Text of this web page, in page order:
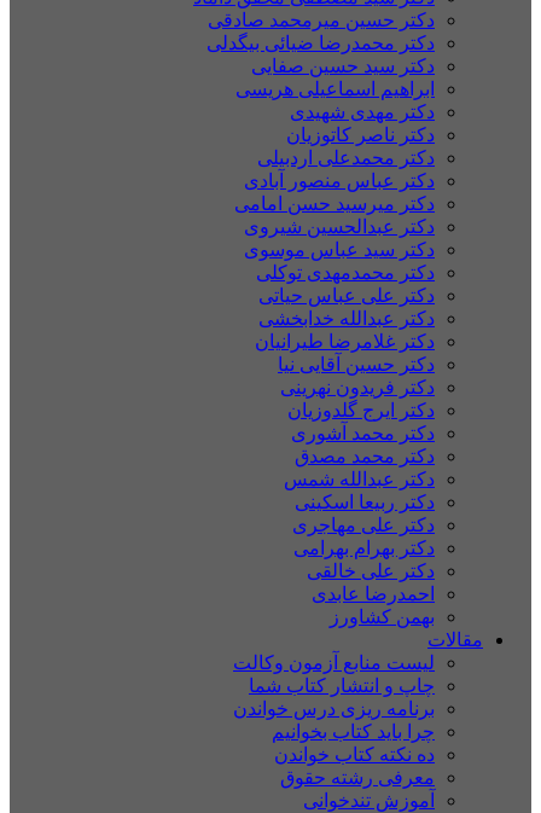
دکتر حسین میرمحمد صادقی
دکتر محمدرضا ضیائی بیگدلی
دکتر سید حسین صفایی
ابراهیم اسماعیلی هریسی
دکتر مهدی شهیدی
دکتر ناصر کاتوزیان
دکتر محمدعلی اردبیلی
دکتر عباس منصور آبادی
دکتر میرسید حسن امامی
دکتر عبدالحسین شیروی
دکتر سید عباس موسوی
دکتر محمدمهدی توکلی
دکتر علی عباس حیاتی
دکتر عبدالله خدابخشی
دکتر غلامرضا طیرانیان
دکتر حسین آقایی نیا
دکتر فریدون نهرینی
دکتر ایرج گلدوزیان
دکتر محمد آشوری
دکتر محمد مصدق
دکتر عبدالله شمس
دکتر ربیعا اسکینی
دکتر علی مهاجری
دکتر بهرام بهرامی
دکتر علی خالقی
احمدرضا عابدی
بهمن کشاورز
مقالات
لیست منابع آزمون وکالت
چاپ و انتشار کتاب شما
برنامه ریزی درس خواندن
چرا باید کتاب بخوانیم
ده نکته کتاب خواندن
معرفی رشته حقوق
آموزش تندخوانی